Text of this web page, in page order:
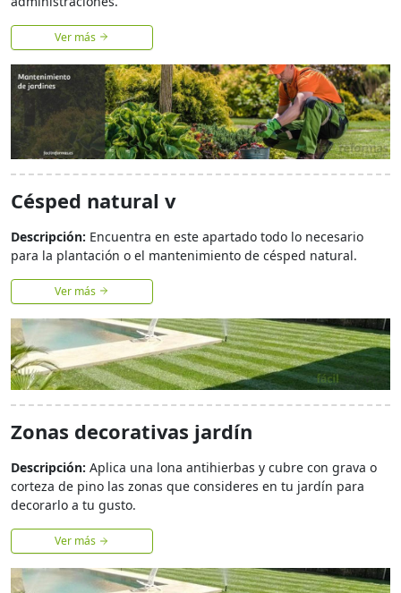
Ver más
Césped natural v
Descripción: Encuentra en este apartado todo lo necesario
para la plantación o el mantenimiento de césped natural.
Ver más
Zonas decorativas jardín
Descripción: Aplica una lona antihierbas y cubre con grava o
corteza de pino las zonas que consideres en tu jardín para
decorarlo a tu gusto.
Ver más